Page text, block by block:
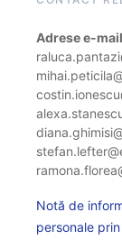
Adrese e-mail
Notă de
personale